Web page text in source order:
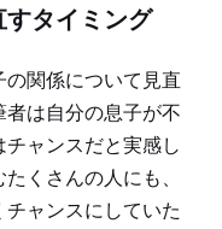
タイミング
関係について見直
は自分の息子が不
ャンスだと実感し
くさんの人にも、
ャンスにしていた